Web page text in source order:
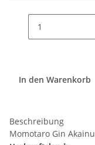
In den Warenkorb
Beschreibung
Momotaro Gin Akainu